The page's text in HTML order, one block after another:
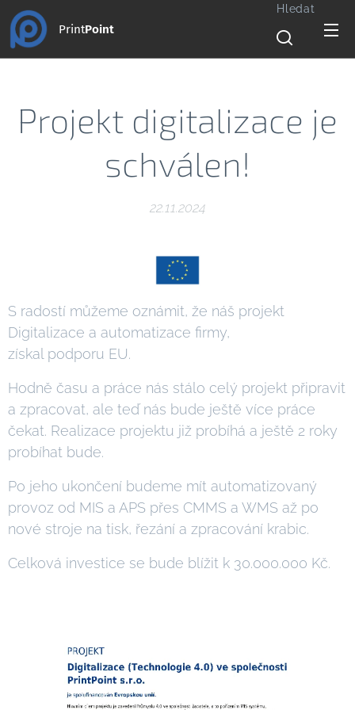
PrintPoint
Hledat
Projekt digitalizace je
schválen!
22.11.2024
S radostí můžeme oznámit, že náš projekt
Digitalizace a automatizace firmy,
získal podporu EU.
Hodně času a práce nás stálo celý projekt připravit
a zpracovat, ale teď nás bude ještě více práce
čekat. Realizace projektu již probíhá a ještě 2 roky
probíhat bude.
Po jeho ukončení budeme mít automatizovaný
provoz od MIS a APS přes CMMS a WMS až po
nové stroje na tisk, řezání a zpracování krabic.
Celková investice se bude blížit k 30.000.000 Kč.